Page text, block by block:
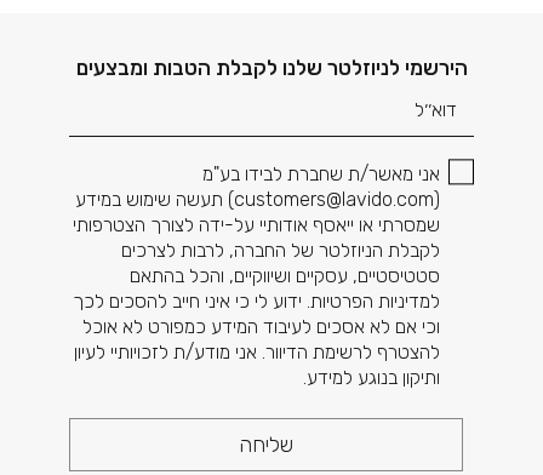
הירשמי לניוזלטר שלנו לקבלת הטבות ומבצעים
דוא׳׳ל
אני מאשר/ת שחברת לבידו בע"מ
(
customers@lavido.com) תעשה שימוש במידע
שמסרתי או ייאסף אודותיי על-ידה לצורך הצטרפותי
לקבלת הניוזלטר של החברה, לרבות לצרכים
סטטיסטיים, עסקיים ושיווקיים, והכל בהתאם
למדיניות הפרטיות. ידוע לי כי איני חייב להסכים לכך
וכי אם לא אסכים לעיבוד המידע כמפורט לא אוכל
להצטרף לרשימת הדיוור. אני מודע/ת לזכויותיי לעיון
ותיקון בנוגע למידע.
שליחה